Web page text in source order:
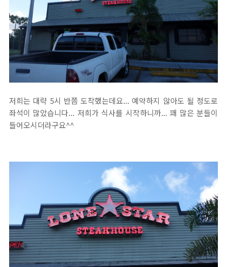
저희는 대략 5시 반쯤 도착했는데요... 예약하지 않아도 될 정도로
좌석이 많았습니다... 저희가 식사를 시작하니까... 꽤 많은 분들이
들어오시더라구요^^